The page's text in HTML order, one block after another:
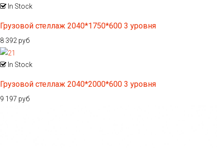
In Stock
Грузовой стеллаж 2040*1750*600 3 уровня
8 392 руб
In Stock
Грузовой стеллаж 2040*2000*600 3 уровня
9 197 руб